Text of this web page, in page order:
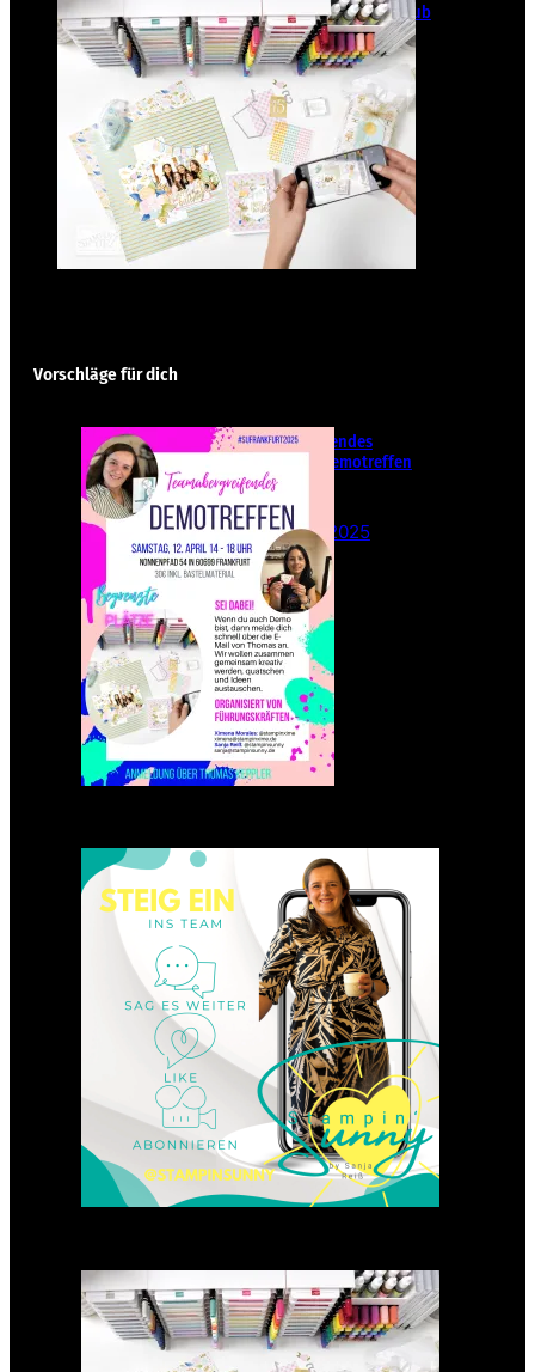
GANZ NEU: Scrapbooking Club
2025
21. Januar 2025
Vorschläge für dich
Teamübergreifendes
Stampin‘ Up! Demotreffen
– Sei dabei!
26. Februar 2025
Einsteigen 2025 im Team
Stampin‘ Sunny
23. Januar 2025
GANZ NEU: Scrapbooking
Club 2025
21. Januar 2025